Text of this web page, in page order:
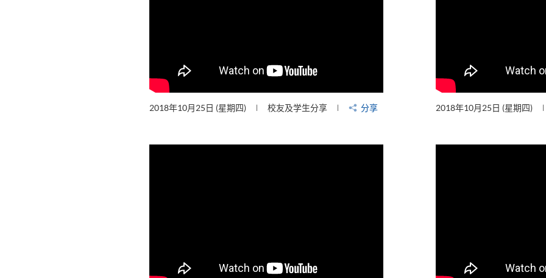
2018年10月25日 (星期四) 校友及学生分享 分享 2018年10月25日 (星期四)